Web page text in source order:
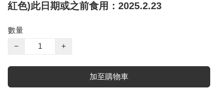
紅色)此日期或之前食用：2025.2.23
數量
−
+
加至購物車